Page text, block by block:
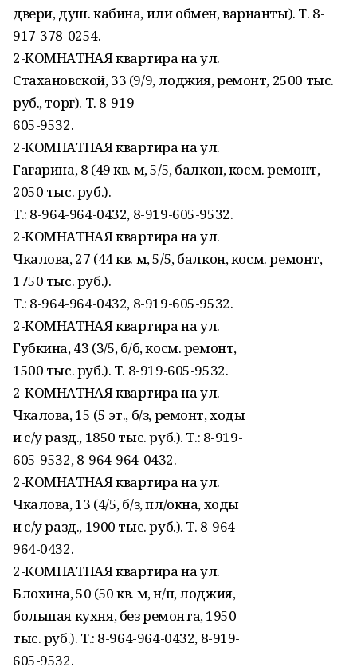
двери, душ. кабина, или обмен, варианты). Т. 8-
917-378-0254.
2-КОМНАТНАЯ квартира на ул.
Стахановской, 33 (9/9, лоджия, ремонт, 2500 тыс.
руб., торг). Т. 8-919-
605-9532.
2-КОМНАТНАЯ квартира на ул.
Гагарина, 8 (49 кв. м, 5/5, балкон, косм. ремонт,
2050 тыс. руб.).
Т.: 8-964-964-0432, 8-919-605-9532.
2-КОМНАТНАЯ квартира на ул.
Чкалова, 27 (44 кв. м, 5/5, балкон, косм. ремонт,
1750 тыс. руб.).
Т.: 8-964-964-0432, 8-919-605-9532.
2-КОМНАТНАЯ квартира на ул.
Губкина, 43 (3/5, б/б, косм. ремонт,
1500 тыс. руб.). Т. 8-919-605-9532.
2-КОМНАТНАЯ квартира на ул.
Чкалова, 15 (5 эт., б/з, ремонт, ходы
и с/у разд., 1850 тыс. руб.). Т.: 8-919-
605-9532, 8-964-964-0432.
2-КОМНАТНАЯ квартира на ул.
Чкалова, 13 (4/5, б/з, пл/окна, ходы
и с/у разд., 1900 тыс. руб.). Т. 8-964-
964-0432.
2-КОМНАТНАЯ квартира на ул.
Блохина, 50 (50 кв. м, н/п, лоджия,
большая кухня, без ремонта, 1950
тыс. руб.). Т.: 8-964-964-0432, 8-919-
605-9532.